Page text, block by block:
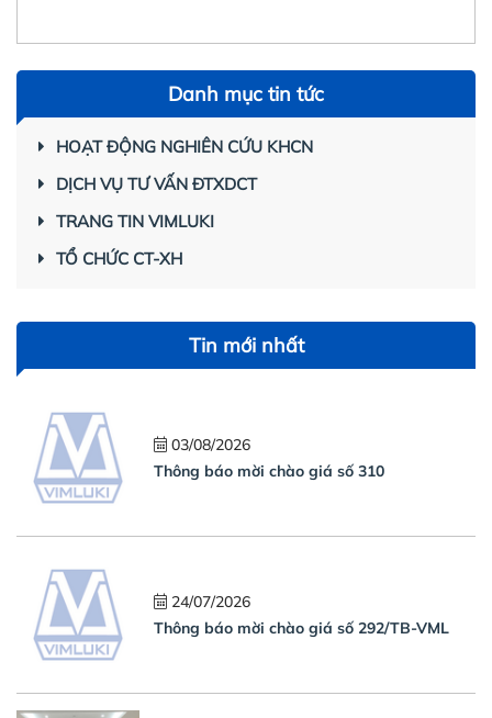
Danh mục tin tức
HOẠT ĐỘNG NGHIÊN CỨU KHCN
DỊCH VỤ TƯ VẤN ĐTXDCT
TRANG TIN VIMLUKI
TỔ CHỨC CT-XH
Tin mới nhất
03/08/2026
Thông báo mời chào giá số 310
24/07/2026
Thông báo mời chào giá số 292/TB-VML